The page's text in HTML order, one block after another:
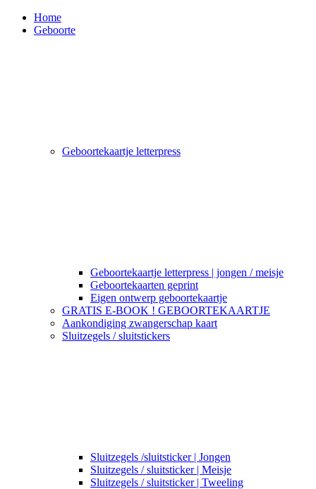
Home
Geboorte
Geboortekaartje letterpress
Geboortekaartje letterpress | jongen / meisje
Geboortekaarten geprint
Eigen ontwerp geboortekaartje
GRATIS E-BOOK ! GEBOORTEKAARTJE
Aankondiging zwangerschap kaart
Sluitzegels / sluitstickers
Sluitzegels /sluitsticker | Jongen
Sluitzegels / sluitsticker | Meisje
Sluitzegels / sluitsticker | Tweeling